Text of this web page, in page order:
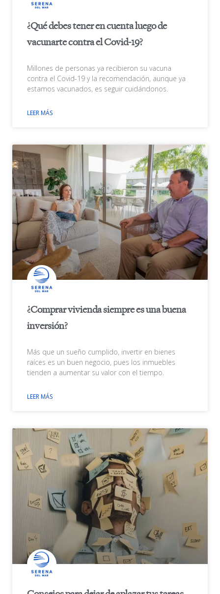
¿Qué debes tener en cuenta luego de
vacunarte contra el Covid-19?
Millones de personas ya recibieron su vacuna
contra el Covid-19 y la recomendación, aunque ya
estamos vacunados, es seguir cuidándonos.
LEER MÁS
¿Comprar vivienda siempre es una buena
inversión?
Más que un sueño cumplido, invertir en bienes
raíces es un buen negocio, pues los inmuebles
tienden a aumentar su valor con el tiempo.
LEER MÁS